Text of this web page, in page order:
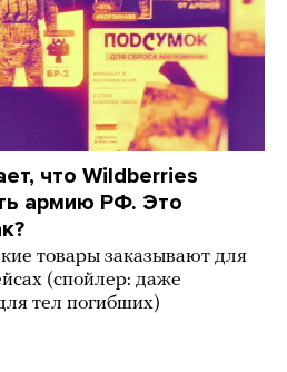
что Wildberries
армию РФ. Это
товары заказывают для
(спойлер: даже
тел погибших)